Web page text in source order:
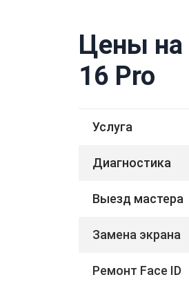
Цены на
16 Pro
Услуга
Диагностика
Выезд мастера
Замена экрана
Ремонт Face ID